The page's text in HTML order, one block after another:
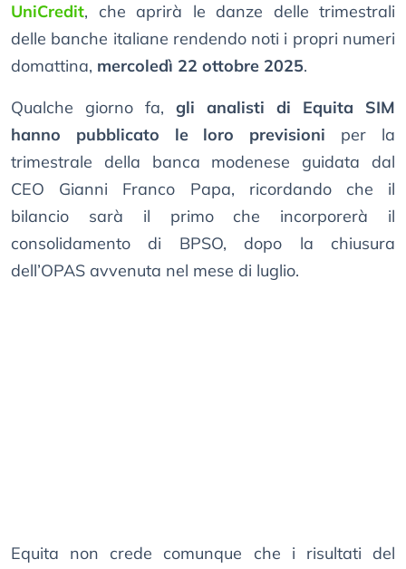
UniCredit, che aprirà le danze delle trimestrali
delle banche italiane rendendo noti i propri numeri
domattina, mercoledì 22 ottobre 2025.
Qualche giorno fa, gli analisti di Equita SIM
hanno pubblicato le loro previsioni per la
trimestrale della banca modenese guidata dal
CEO Gianni Franco Papa, ricordando che il
bilancio sarà il primo che incorporerà il
consolidamento di BPSO, dopo la chiusura
dell’OPAS avvenuta nel mese di luglio.
Equita non crede comunque che i risultati del